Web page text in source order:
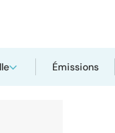
Émissions